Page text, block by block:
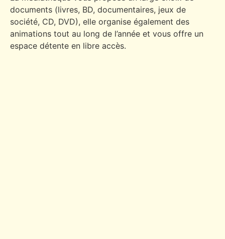
documents (livres, BD, documentaires, jeux de
société, CD, DVD), elle organise également des
animations tout au long de l’année et vous offre un
espace détente en libre accès.